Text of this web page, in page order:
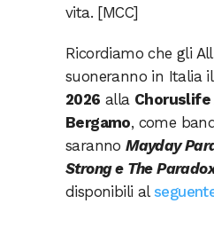
vita. [MCC]
Ricordiamo che gli
suoneranno in Italia il
2026 alla Choruslife
Bergamo, come
sarannoMayday
Strong e The
disponibili al